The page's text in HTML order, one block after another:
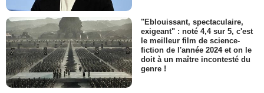
"Eblouissant, spectaculaire,
exigeant" : noté 4,4 sur 5, c'est
le meilleur film de science-
fiction de l'année 2024 et on le
doit à un maître incontesté du
genre !